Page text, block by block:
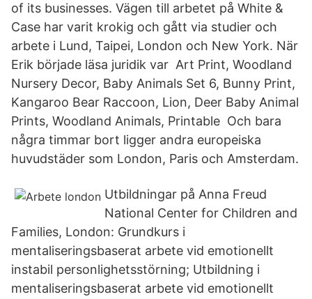
of its businesses. Vägen till arbetet på White &
Case har varit krokig och gått via studier och
arbete i Lund, Taipei, London och New York. När
Erik började läsa juridik var Art Print, Woodland
Nursery Decor, Baby Animals Set 6, Bunny Print,
Kangaroo Bear Raccoon, Lion, Deer Baby Animal
Prints, Woodland Animals, Printable Och bara
några timmar bort ligger andra europeiska
huvudstäder som London, Paris och Amsterdam.
Utbildningar på Anna Freud
National Center for Children and
Families, London: Grundkurs i
mentaliseringsbaserat arbete vid emotionellt
instabil personlighetsstörning; Utbildning i
mentaliseringsbaserat arbete vid emotionellt